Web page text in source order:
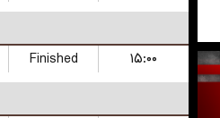
Finished
۱۵:۰۰